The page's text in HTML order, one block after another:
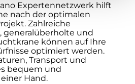
Expertennetzwerk hilft
nach der optimalen
Zahlreiche
generalüberholte und
können auf Ihre
optimiert werden.
Transport und
bequem und
Hand.